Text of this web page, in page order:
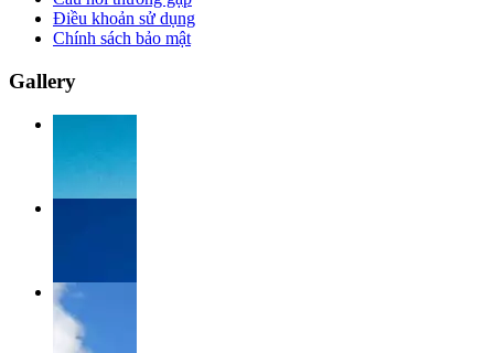
Điều khoản sử dụng
Chính sách bảo mật
Gallery